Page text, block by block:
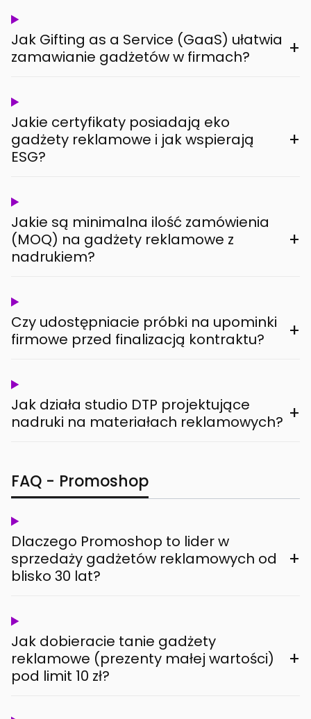
Jak Gifting as a Service (GaaS) ułatwia
zamawianie gadżetów w firmach?
+
Jakie certyfikaty posiadają eko
gadżety reklamowe i jak wspierają
ESG?
+
Jakie są minimalna ilość zamówienia
(MOQ) na gadżety reklamowe z
nadrukiem?
+
Czy udostępniacie próbki na upominki
firmowe przed finalizacją kontraktu?
+
Jak działa studio DTP projektujące
nadruki na materiałach reklamowych? +
FAQ - Promoshop
Dlaczego Promoshop to lider w
sprzedaży gadżetów reklamowych od
blisko 30 lat?
+
Jak dobieracie tanie gadżety
reklamowe (prezenty małej wartości)
pod limit 10 zł?
+